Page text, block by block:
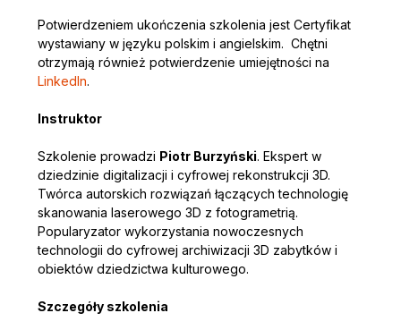
Potwierdzeniem ukończenia szkolenia jest Certyfikat
wystawiany w języku polskim i angielskim.  Chętni
otrzymają również potwierdzenie umiejętności na
LinkedIn.
Instruktor
Szkolenie prowadzi Piotr Burzyński. Ekspert w
dziedzinie digitalizacji i cyfrowej rekonstrukcji 3D.
Twórca autorskich rozwiązań łączących technologię
skanowania laserowego 3D z fotogrametrią.
Popularyzator wykorzystania nowoczesnych
technologii do cyfrowej archiwizacji 3D zabytków i
obiektów dziedzictwa kulturowego.
Szczegóły szkolenia